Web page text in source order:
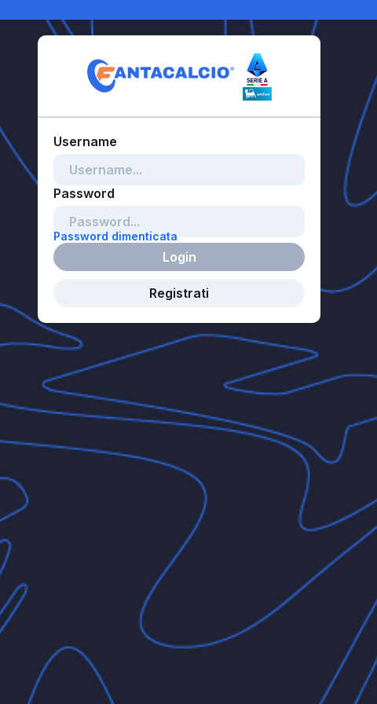
Password dimenticata
Login
Registrati